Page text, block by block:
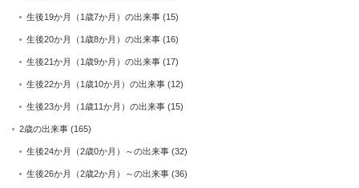
生後19か月（1歳7か月）の出来事 (15)
生後20か月（1歳8か月）の出来事 (16)
生後21か月（1歳9か月）の出来事 (17)
生後22か月（1歳10か月）の出来事 (12)
生後23か月（1歳11か月）の出来事 (15)
2歳の出来事 (165)
生後24か月（2歳0か月）～の出来事 (32)
生後26か月（2歳2か月）～の出来事 (36)